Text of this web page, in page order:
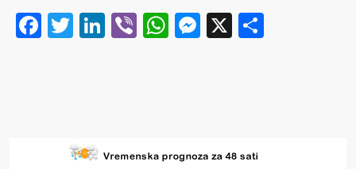
Facebook
Twitter
LinkedIn
ViberWhatsApp
Messenger
X